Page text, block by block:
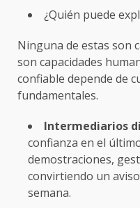
¿Quién puede
Ninguna de estas son
son capacidades
confiable depende de
fundamentales.
Intermediarios
confianza en el
demostraciones,
convirtiendo un
semana.